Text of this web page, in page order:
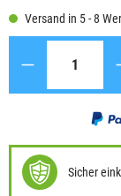
Versand in 5 - 8
Sicher